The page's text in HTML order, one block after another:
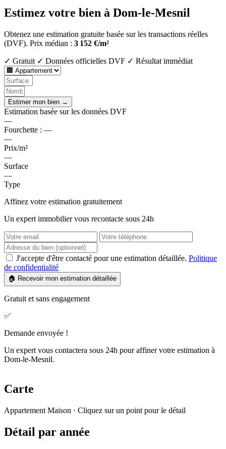
Estimez votre bien à Dom-le-Mesnil
Obtenez une estimation gratuite basée sur les transactions réelles
(DVF). Prix médian : 3 152 €/m²
✓ Gratuit ✓ Données officielles DVF ✓ Résultat immédiat
Estimer mon bien →
Estimation basée sur les données DVF
—
Fourchette : —
—
Prix/m²
—
Surface
—
Type
Affinez votre estimation gratuitement
Un expert immobilier vous recontacte sous 24h
J'accepte d'être contacté pour une estimation détaillée. Politique
de confidentialité
🏠 Recevoir mon estimation détaillée
Gratuit et sans engagement
✅
Demande envoyée !
Un expert vous contactera sous 24h pour affiner votre estimation à
Dom-le-Mesnil.
Carte
−
Appartement Maison · Cliquez sur un point pour le détail
Détail par année